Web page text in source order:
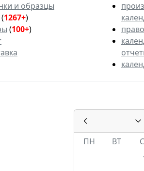
и образцы
(1267+)
(100+)
ПН
ВТ